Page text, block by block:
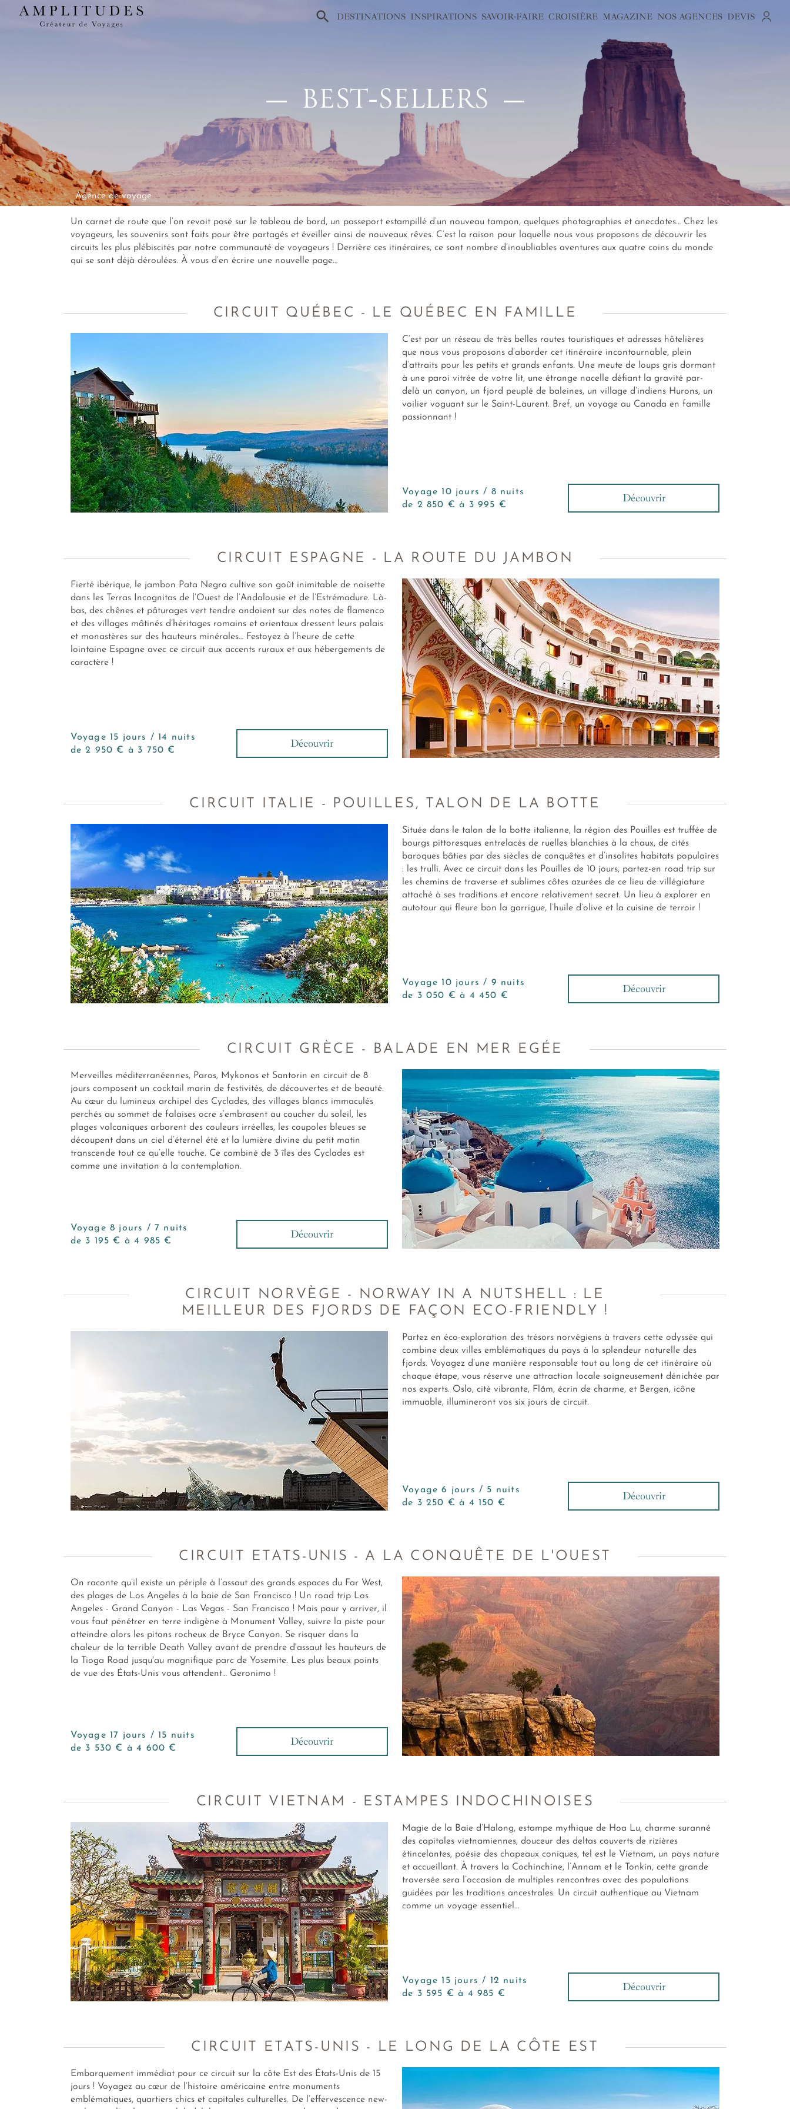
× DESTINATIONS INSPIRATIONS SAVOIR-FAIRE CROISIÈRE MAGAZINE NOS AGENCES DEVIS
BEST‑SELLERS
Agence de voyage
Un carnet de route que l’on revoit posé sur le tableau de bord, un passeport estampillé d’un nouveau tampon, quelques photographies et anecdotes… Chez les
voyageurs, les souvenirs sont faits pour être partagés et éveiller ainsi de nouveaux rêves. C’est la raison pour laquelle nous vous proposons de découvrir les
circuits les plus plébiscités par notre communauté de voyageurs ! Derrière ces itinéraires, ce sont nombre d’inoubliables aventures aux quatre coins du monde
qui se sont déjà déroulées. À vous d’en écrire une nouvelle page…
CIRCUIT QUÉBEC - LE QUÉBEC EN FAMILLE
C’est par un réseau de très belles routes touristiques et adresses hôtelières
que nous vous proposons d’aborder cet itinéraire incontournable, plein
d’attraits pour les petits et grands enfants. Une meute de loups gris dormant
à une paroi vitrée de votre lit, une étrange nacelle défiant la gravité par-
delà un canyon, un fjord peuplé de baleines, un village d’indiens Hurons, un
voilier voguant sur le Saint-Laurent. Bref, un voyage au Canada en famille
passionnant !
Voyage 10 jours / 8 nuits
de 2 850 € à 3 995 €
Découvrir
CIRCUIT ESPAGNE - LA ROUTE DU JAMBON
Fierté ibérique, le jambon Pata Negra cultive son goût inimitable de noisette
dans les Terras Incognitas de l’Ouest de l’Andalousie et de l’Estrémadure. Là-
bas, des chênes et pâturages vert tendre ondoient sur des notes de flamenco
et des villages mâtinés d’héritages romains et orientaux dressent leurs palais
et monastères sur des hauteurs minérales… Festoyez à l’heure de cette
lointaine Espagne avec ce circuit aux accents ruraux et aux hébergements de
caractère !
Voyage 15 jours / 14 nuits
de 2 950 € à 3 750 €
Découvrir
CIRCUIT ITALIE - POUILLES, TALON DE LA BOTTE
Située dans le talon de la botte italienne, la région des Pouilles est truffée de
bourgs pittoresques entrelacés de ruelles blanchies à la chaux, de cités
baroques bâties par des siècles de conquêtes et d’insolites habitats populaires
: les trulli. Avec ce circuit dans les Pouilles de 10 jours, partez-en road trip sur
les chemins de traverse et sublimes côtes azurées de ce lieu de villégiature
attaché à ses traditions et encore relativement secret. Un lieu à explorer en
autotour qui fleure bon la garrigue, l’huile d’olive et la cuisine de terroir !
Voyage 10 jours / 9 nuits
de 3 050 € à 4 450 €
Découvrir
CIRCUIT GRÈCE - BALADE EN MER EGÉE
Merveilles méditerranéennes, Paros, Mykonos et Santorin en circuit de 8
jours composent un cocktail marin de festivités, de découvertes et de beauté.
Au cœur du lumineux archipel des Cyclades, des villages blancs immaculés
perchés au sommet de falaises ocre s’embrasent au coucher du soleil, les
plages volcaniques arborent des couleurs irréelles, les coupoles bleues se
découpent dans un ciel d’éternel été et la lumière divine du petit matin
transcende tout ce qu’elle touche. Ce combiné de 3 îles des Cyclades est
comme une invitation à la contemplation.
Voyage 8 jours / 7 nuits
de 3 195 € à 4 985 €
Découvrir
CIRCUIT NORVÈGE - NORWAY IN A NUTSHELL : LE
MEILLEUR DES FJORDS DE FAÇON ECO-FRIENDLY !
Partez en éco-exploration des trésors norvégiens à travers cette odyssée qui
combine deux villes emblématiques du pays à la splendeur naturelle des
fjords. Voyagez d’une manière responsable tout au long de cet itinéraire où
chaque étape, vous réserve une attraction locale soigneusement dénichée par
nos experts. Oslo, cité vibrante, Flåm, écrin de charme, et Bergen, icône
immuable, illumineront vos six jours de circuit.
Voyage 6 jours / 5 nuits
de 3 250 € à 4 150 €
Découvrir
CIRCUIT ETATS-UNIS - A LA CONQUÊTE DE L'OUEST
On raconte qu’il existe un périple à l’assaut des grands espaces du Far West,
des plages de Los Angeles à la baie de San Francisco ! Un road trip Los
Angeles - Grand Canyon - Las Vegas - San Francisco ! Mais pour y arriver, il
vous faut pénétrer en terre indigène à Monument Valley, suivre la piste pour
atteindre alors les pitons rocheux de Bryce Canyon. Se risquer dans la
chaleur de la terrible Death Valley avant de prendre d'assaut les hauteurs de
la Tioga Road jusqu'au magnifique parc de Yosemite. Les plus beaux points
de vue des États-Unis vous attendent… Geronimo !
Voyage 17 jours / 15 nuits
de 3 530 € à 4 600 €
Découvrir
CIRCUIT VIETNAM - ESTAMPES INDOCHINOISES
Magie de la Baie d’Halong, estampe mythique de Hoa Lu, charme suranné
des capitales vietnamiennes, douceur des deltas couverts de rizières
étincelantes, poésie des chapeaux coniques, tel est le Vietnam, un pays nature
et accueillant. À travers la Cochinchine, l’Annam et le Tonkin, cette grande
traversée sera l’occasion de multiples rencontres avec des populations
guidées par les traditions ancestrales. Un circuit authentique au Vietnam
comme un voyage essentiel…
Voyage 15 jours / 12 nuits
de 3 595 € à 4 985 €
Découvrir
CIRCUIT ETATS-UNIS - LE LONG DE LA CÔTE EST
Embarquement immédiat pour ce circuit sur la côte Est des États-Unis de 15
jours ! Voyagez au cœur de l’histoire américaine entre monuments
emblématiques, quartiers chics et capitales culturelles. De l’effervescence new-